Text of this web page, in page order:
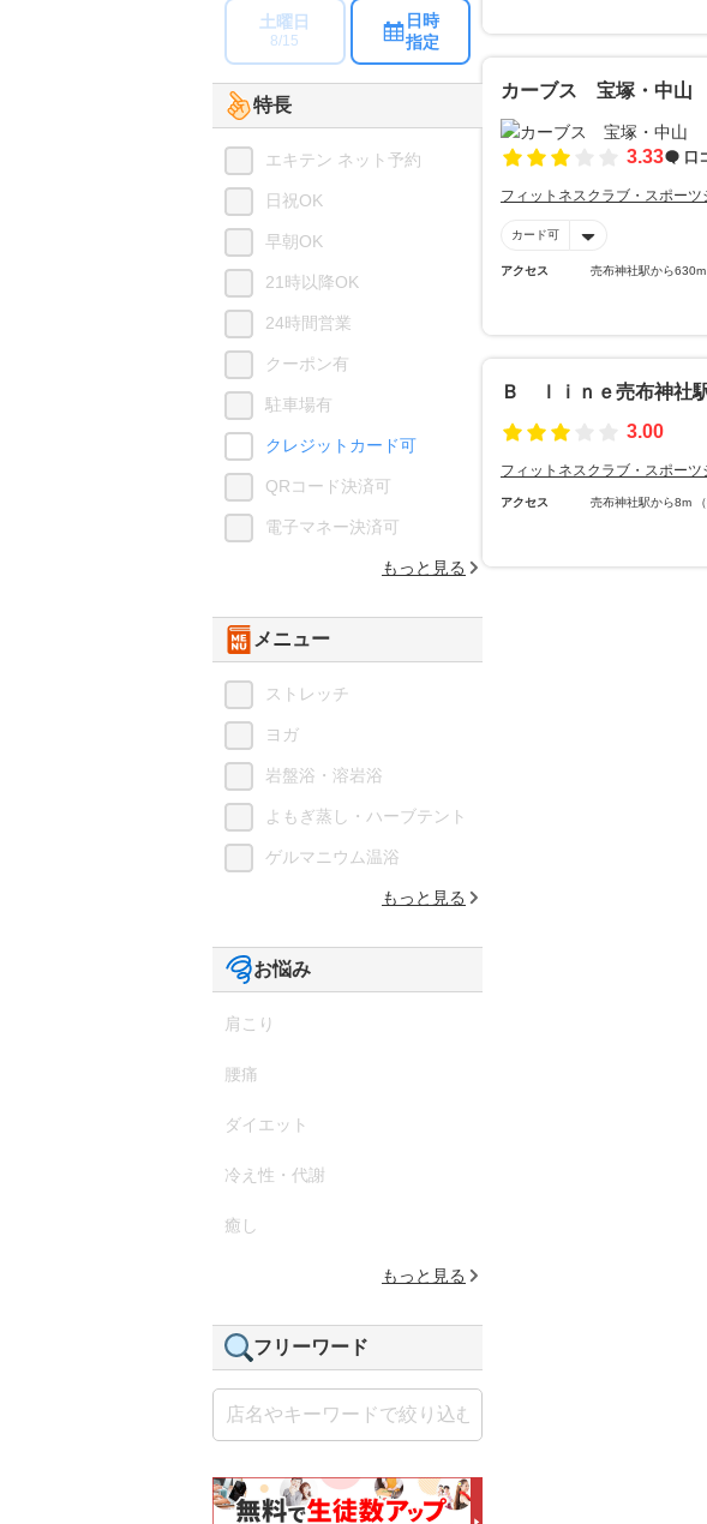
カーブス 宝塚・中山
3.33 口
フィットネスクラブ・スポーツ
カード可
アクセス 売布神社駅から630m
Ｂ ｌｉｎｅ売布神社
3.00
フィットネスクラブ・スポーツ
アクセス 売布神社駅から8m （
土曜日
8/15
日時
指定
特長
エキテン ネット予約
日祝OK
早朝OK
21時以降OK
24時間営業
クーポン有
駐車場有
クレジットカード可
QRコード決済可
電子マネー決済可
もっと見る
メニュー
ストレッチ
ヨガ
岩盤浴・溶岩浴
よもぎ蒸し・ハーブテント
ゲルマニウム温浴
もっと見る
お悩み
肩こり
腰痛
ダイエット
冷え性・代謝
癒し
もっと見る
フリーワード